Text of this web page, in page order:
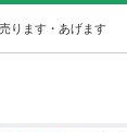
売ります・あげます